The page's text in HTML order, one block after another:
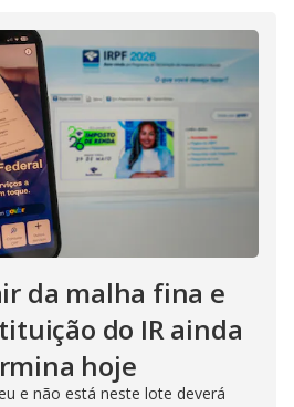
da malha fina e
do IR ainda
hoje
e não está neste lote deverá